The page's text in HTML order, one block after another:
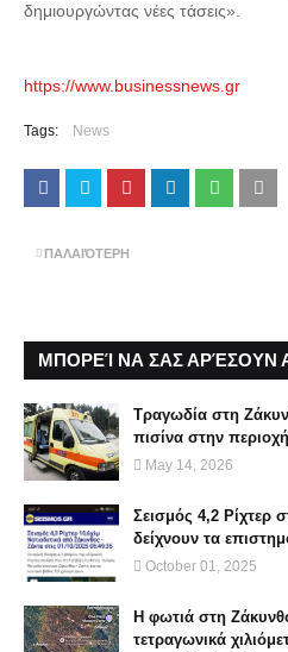
δημιουργώντας νέες τάσεις».
https://www.businessnews.gr
Tags: News
ΠΑΛΑΙΌΤΕΡΗ
ΜΠΟΡΕΊ ΝΑ ΣΑΣ ΑΡΈΣΟΥΝ
Τραγωδία στη
πισίνα στην
May 14, 2026
Σεισμός 4,2 Ρίχτερ
δείχνουν τα
October 01, 2025
Η φωτιά στη
τετραγωνικά